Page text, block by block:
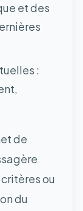
et des
:
de
ou
du